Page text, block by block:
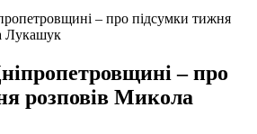
– про підсумки тижня
Лукашук
– про
розповів Микола